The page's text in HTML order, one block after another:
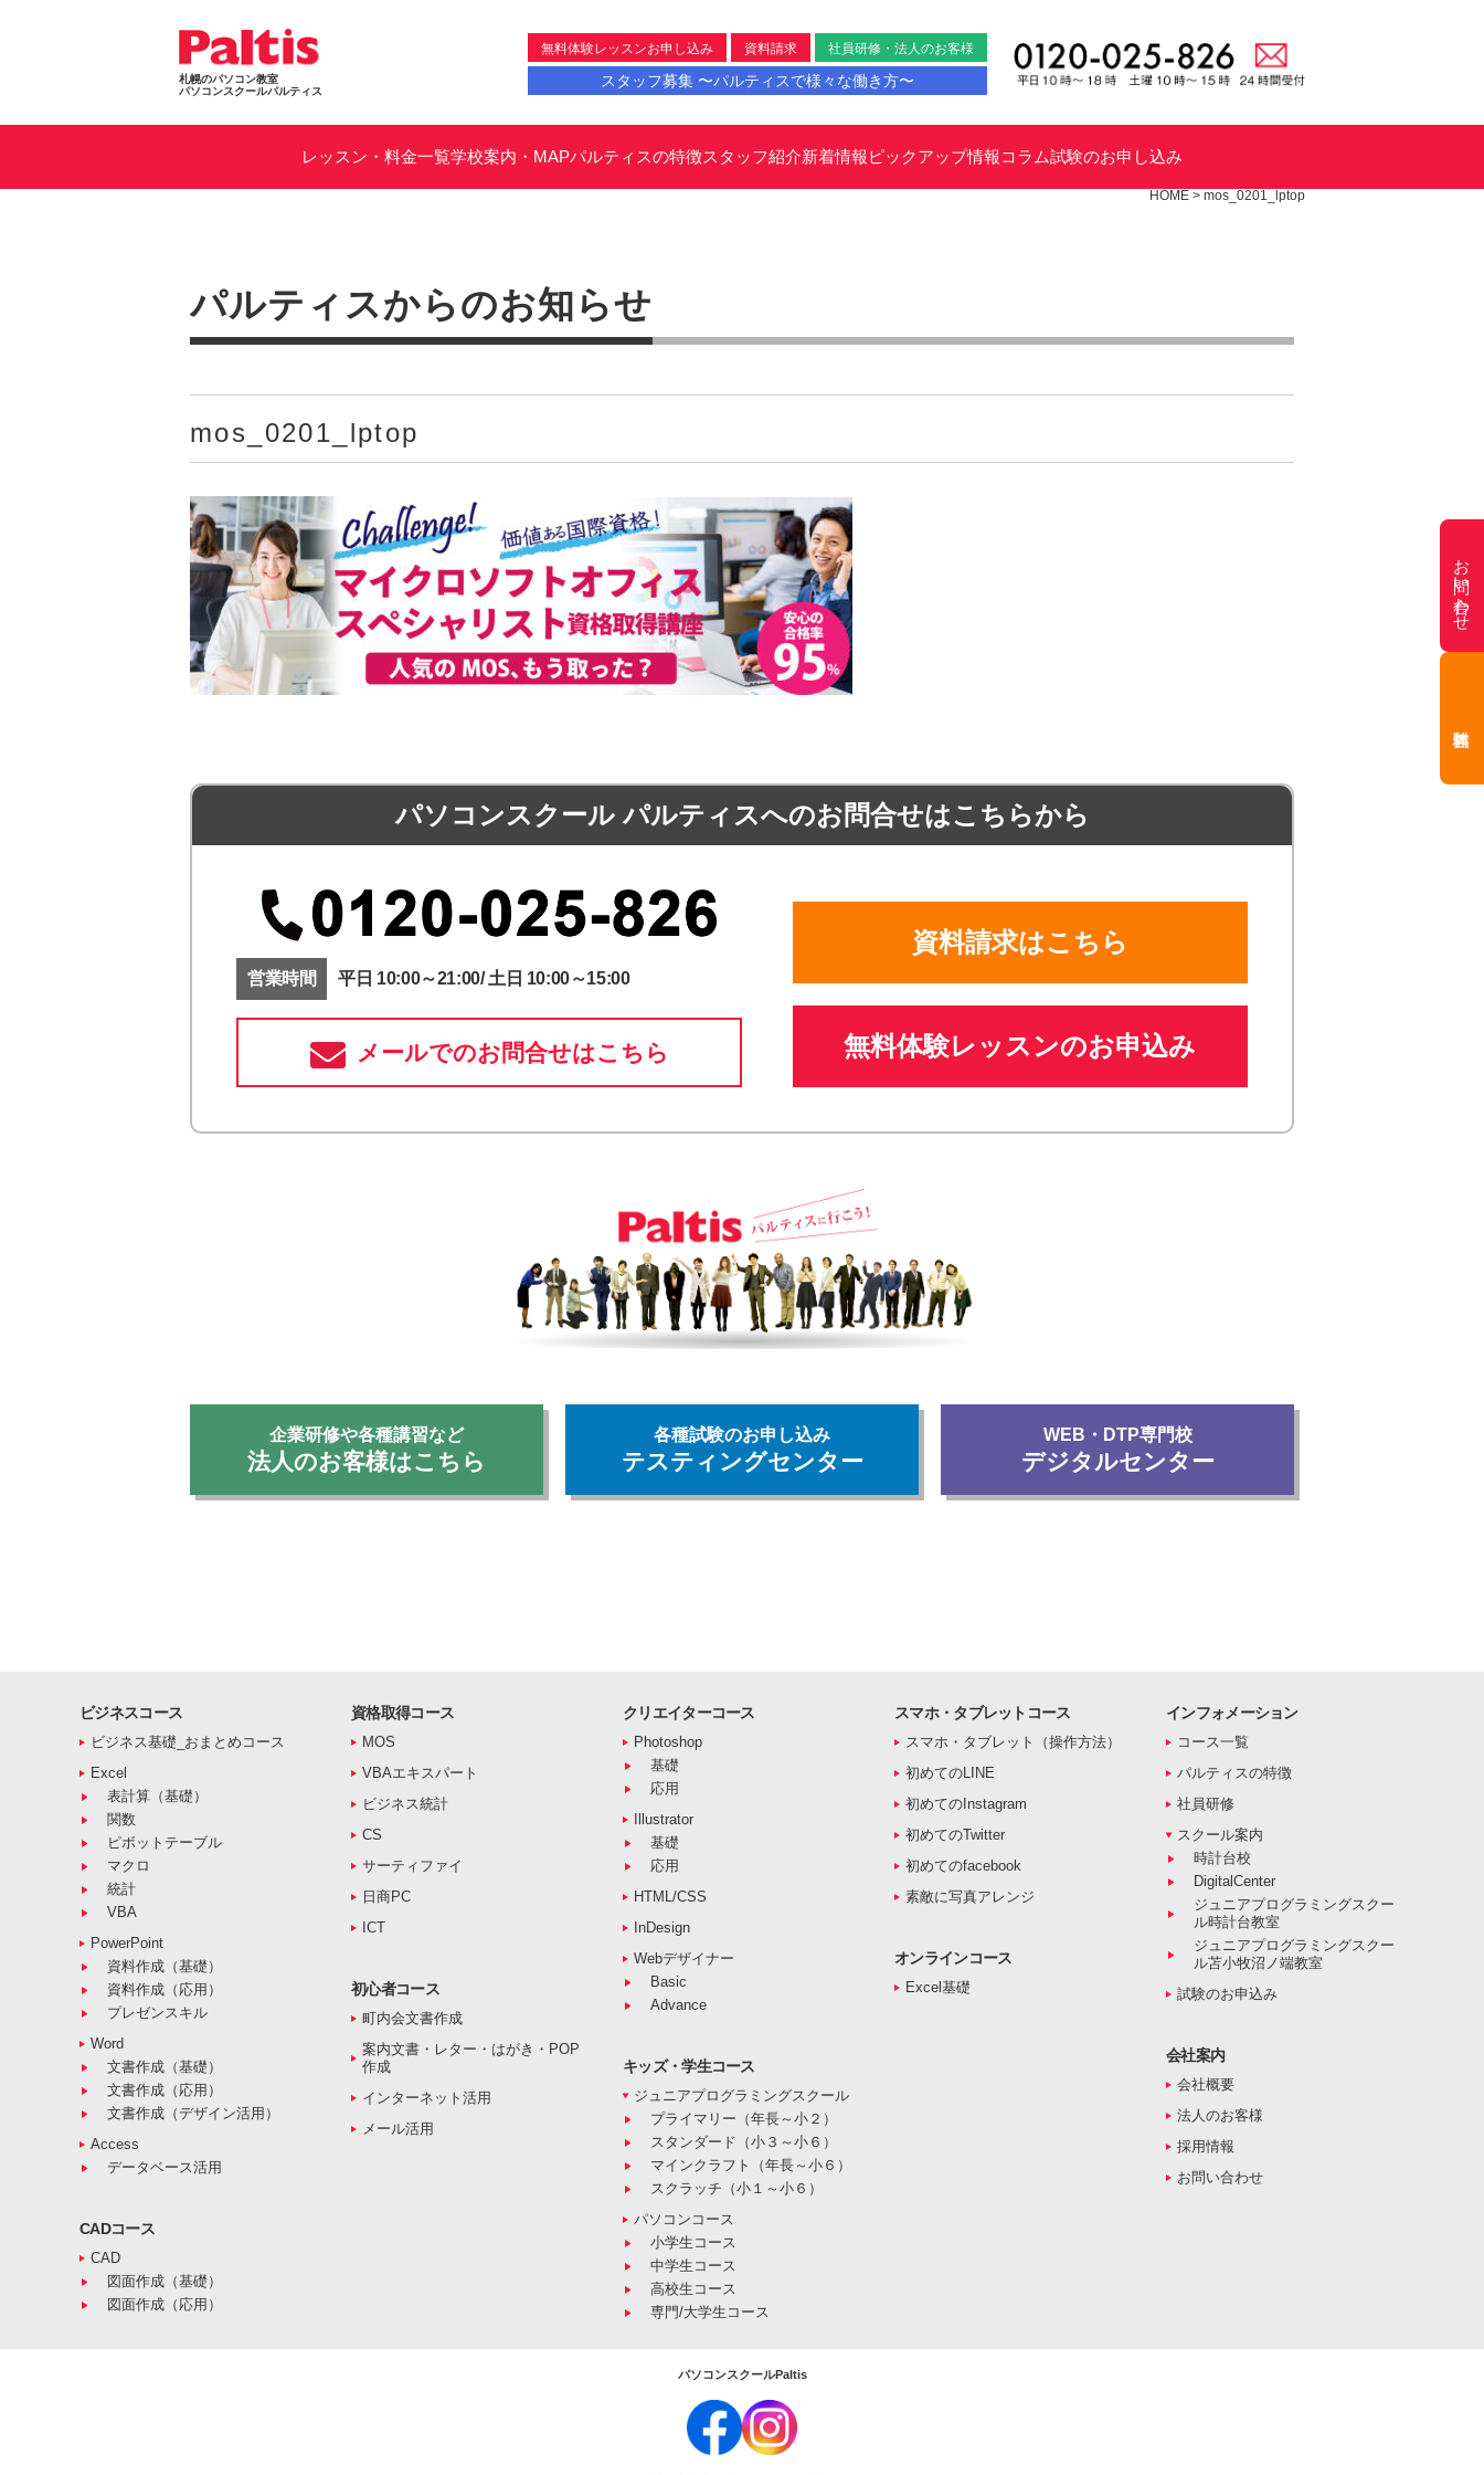
札幌のパソコン教室
パソコンスクールパルティス
無料体験レッスンお申し込み 資料請求 社員研修・法人のお客様
スタッフ募集 〜パルティスで様々な働き方〜
レッスン・料金一覧学校案内・MAPパルティスの特徴スタッフ紹介新着情報ピックアップ情報コラム試験のお申し込み
HOME > mos_0201_lptop
パルティスからのお知らせ
mos_0201_lptop
パソコンスクール パルティスへのお問合せはこちらから
営業時間 平日 10:00～21:00/ 土日 10:00～15:00
メールでのお問合せはこちら
資料請求はこちら
無料体験レッスンのお申込み
企業研修や各種講習など
法人のお客様はこちら
各種試験のお申し込み
テスティングセンター
WEB・DTP専門校
デジタルセンター
ビジネスコース
ビジネス基礎_おまとめコース
Excel
表計算（基礎）
関数
ピボットテーブル
マクロ
統計
VBA
PowerPoint
資料作成（基礎）
資料作成（応用）
プレゼンスキル
Word
文書作成（基礎）
文書作成（応用）
文書作成（デザイン活用）
Access
データベース活用
CADコース
CAD
図面作成（基礎）
図面作成（応用）
資格取得コース
MOS
VBAエキスパート
ビジネス統計
CS
サーティファイ
日商PC
ICT
初心者コース
町内会文書作成
案内文書・レター・はがき・POP
作成
インターネット活用
メール活用
クリエイターコース
Photoshop
基礎
応用
Illustrator
基礎
応用
HTML/CSS
InDesign
Webデザイナー
Basic
Advance
キッズ・学生コース
ジュニアプログラミングスクール
プライマリー（年長～小２）
スタンダード（小３～小６）
マインクラフト（年長～小６）
スクラッチ（小１～小６）
パソコンコース
小学生コース
中学生コース
高校生コース
専門/大学生コース
スマホ・タブレットコース
スマホ・タブレット（操作方法）
初めてのLINE
初めてのInstagram
初めてのTwitter
初めてのfacebook
素敵に写真アレンジ
オンラインコース
Excel基礎
インフォメーション
コース一覧
パルティスの特徴
社員研修
スクール案内
時計台校
DigitalCenter
ジュニアプログラミングスクー
ル時計台教室
ジュニアプログラミングスクー
ル苫小牧沼ノ端教室
試験のお申込み
会社案内
会社概要
法人のお客様
採用情報
お問い合わせ
パソコンスクールPaltis
お問い合わせ